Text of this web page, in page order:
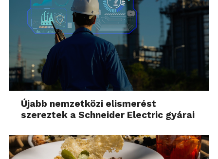
Újabb nemzetközi elismerést
szereztek a Schneider Electric gyárai